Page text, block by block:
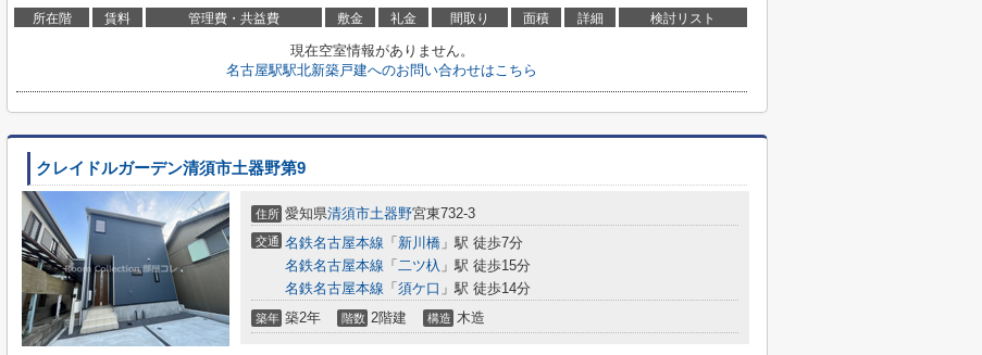
所在階 賃料 管理費・共益費 敷金 礼金 間取り 面積 詳細 検討リスト
現在空室情報がありません。
名古屋駅駅北新築戸建へのお問い合わせはこちら
クレイドルガーデン清須市土器野第9
住所 愛知県清須市土器野宮東732-3
交通 名鉄名古屋本線 「 新川橋 」駅 徒歩7分
名鉄名古屋本線 「 二ツ杁 」駅 徒歩15分
名鉄名古屋本線 「 須ケ口 」駅 徒歩14分
築年 築2年 階数 2階建 構造 木造